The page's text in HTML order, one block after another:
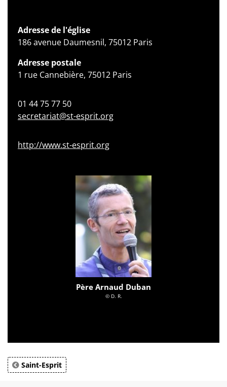
Adresse de l'église
186 avenue Daumesnil, 75012 Paris
Adresse postale
1 rue Cannebière, 75012 Paris
01 44 75 77 50
secretariat@st-esprit.org
http://www.st-esprit.org
Père Arnaud Duban
© D. R.
Saint-Esprit